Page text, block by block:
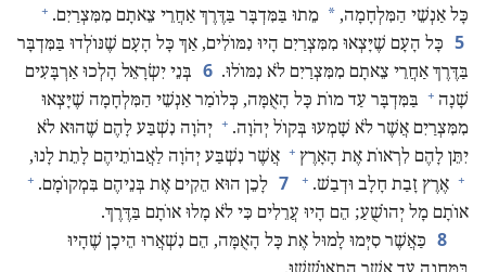
כָּל אַנְשֵׁי הַמִּלְחָמָה,‏ * מֵתוּ בַּמִּדְבָּר בַּדֶּרֶךְ אַחֲרֵי צֵאתָם מִמִּצְרַיִם.‏ +
5 כָּל הָעָם שֶׁיָּצְאוּ מִמִּצְרַיִם הָיוּ נִמּוֹלִים,‏ אַךְ כָּל הָעָם שֶׁנּוֹלְדוּ בַּמִּדְבָּר
בַּדֶּרֶךְ אַחֲרֵי צֵאתָם מִמִּצְרַיִם לֹא נִמּוֹלוּ.‏ 6 בְּנֵי יִשְׂרָאֵל הָלְכוּ אַרְבָּעִים
שָׁנָה + בַּמִּדְבָּר עַד מוֹת כָּל הָאֻמָּה,‏ כְּלוֹמַר אַנְשֵׁי הַמִּלְחָמָה שֶׁיָּצְאוּ
מִמִּצְרַיִם אֲשֶׁר לֹא שָׁמְעוּ בְּקוֹל יְהֹוָה.‏ + יְהֹוָה נִשְׁבַּע לָהֶם שֶׁהוּא לֹא
יִתֵּן לָהֶם לִרְאוֹת אֶת הָאָרֶץ + אֲשֶׁר נִשְׁבַּע יְהֹוָה לַאֲבוֹתֵיהֶם לָתֵת לָנוּ,‏
+ אֶרֶץ זָבַת חָלָב וּדְבַשׁ.‏ +
7 לָכֵן הוּא הֵקִים אֶת בְּנֵיהֶם בִּמְקוֹמָם.‏ +
אוֹתָם מָל יְהוֹשֻׁעַ;‏ הֵם הָיוּ עֲרֵלִים כִּי לֹא מָלוּ אוֹתָם בַּדֶּרֶךְ.‏
8 כַּאֲשֶׁר סִיְּמוּ לָמוּל אֶת כָּל הָאֻמָּה,‏ הֵם נִשְׁאֲרוּ הֵיכָן שֶׁהָיוּ